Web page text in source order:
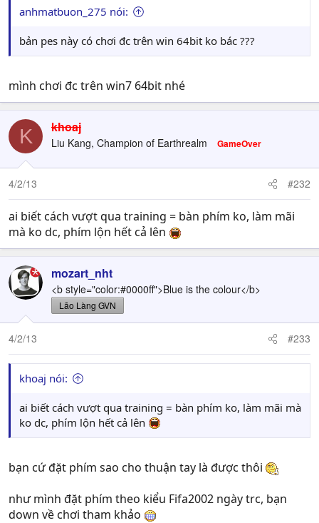
anhmatbuon_275 nói:
bản pes này có chơi đc trên win 64bit ko bác ???
mình chơi đc trên win7 64bit nhé
K khoaj
Liu Kang, Champion of Earthrealm GameOver
4/2/13 #232
ai biết cách vượt qua training = bàn phím ko, làm mãi
mà ko dc, phím lộn hết cả lên
mozart_nht
<b style="color:#0000ff">Blue is the colour</b>
Lão Làng GVN
4/2/13 #233
khoaj nói:
ai biết cách vượt qua training = bàn phím ko, làm mãi mà
ko dc, phím lộn hết cả lên
bạn cứ đặt phím sao cho thuận tay là được thôi
như mình đặt phím theo kiểu Fifa2002 ngày trc, bạn
down về chơi tham khảo